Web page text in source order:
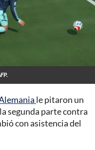
le pitaron un
segunda parte contra
con asistencia del